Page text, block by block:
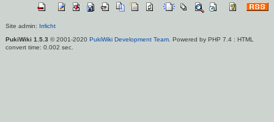
Site admin: Irrlicht
PukiWiki 1.5.3 © 2001-2020 PukiWiki Development Team. Powered by PHP 7.4 : HTML
convert time: 0.002 sec.